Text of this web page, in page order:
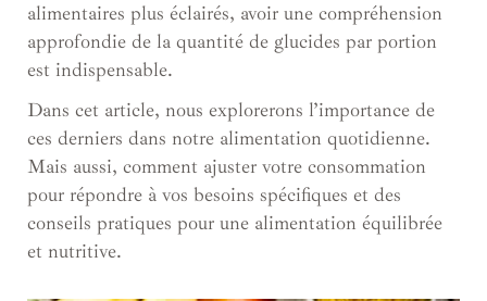
alimentaires plus éclairés, avoir une compréhension
approfondie de la quantité de glucides par portion
est indispensable.
Dans cet article, nous explorerons l’importance de
ces derniers dans notre alimentation quotidienne.
Mais aussi, comment ajuster votre consommation
pour répondre à vos besoins spécifiques et des
conseils pratiques pour une alimentation équilibrée
et nutritive.